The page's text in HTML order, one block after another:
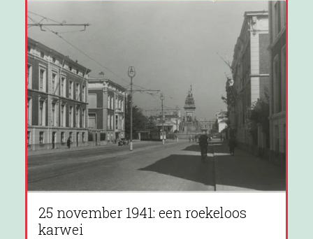
25 november 1941: een roekeloos
karwei